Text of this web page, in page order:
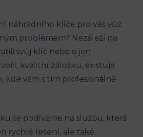
náhradního klíče pro ‌váš vůz
problémem? Nezáleží na
⁢svůj klíč⁤ nebo si jen
kvalitní záložku, existuje
kde vám s tím profesionálně
se‍ podíváme na službu, která⁣
rychlé​ řešení, ⁢ale také